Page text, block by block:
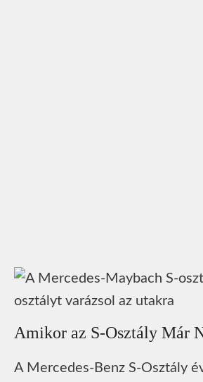
Amikor az S-Osztály Már
A Mercedes-Benz S-Osztály